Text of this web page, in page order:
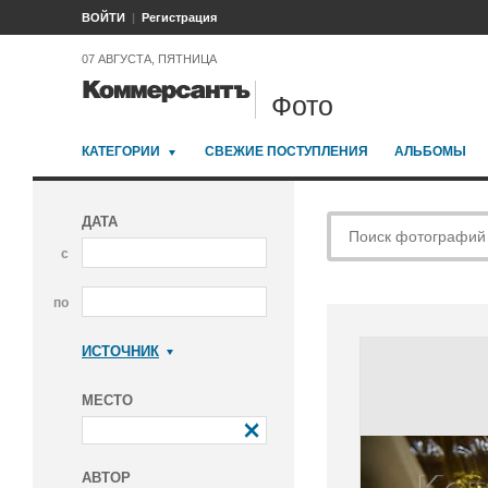
ВОЙТИ Регистрация
07 АВГУСТА, ПЯТНИЦА
Фото
КАТЕГОРИИ СВЕЖИЕ ПОСТУПЛЕНИЯ АЛЬБОМЫ
ДАТА
с
по
ИСТОЧНИК
МЕСТО
АВТОР